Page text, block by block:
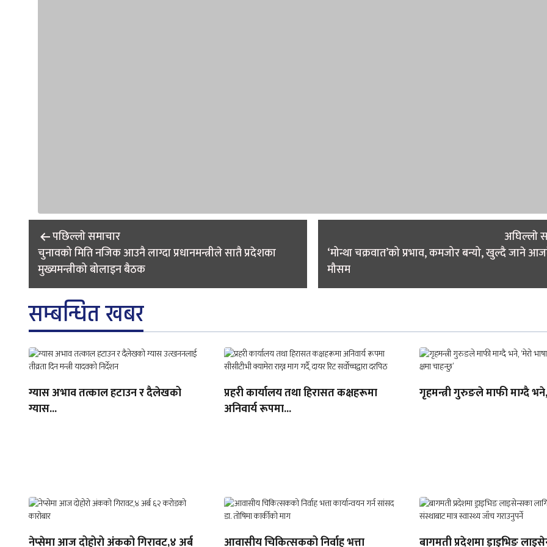
Post
navigation
पछिल्लाे समाचार
चुनावको मिति नजिक आउनै लाग्दा प्रधानमन्त्रीले सातै प्रदेशका
मुख्यमन्त्रीको बोलाइन बैठक
अघिल्लाे
‘मोन्था चक्रवात’को प्रभाव, कमजोर बन्यो, खुल्दै जाने
मौसम
सम्बन्धित खबर
ग्यास अभाव तत्काल हटाउन र दैलेखको
ग्यास...
प्रहरी कार्यालय तथा हिरासत कक्षहरूमा
अनिवार्य रूपमा...
गृहमन्त्री गुरुङले माफी माग्दै भने,
नेप्सेमा आज दोहोरो अंकको गिरावट,४ अर्ब आवासीय चिकित्सकको निर्वाह भत्ता बागमती प्रदेशमा ड्राइभिङ